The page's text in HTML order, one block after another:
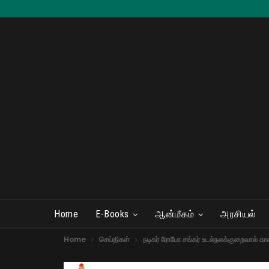
Home E-Books ஆன்மீகம் அரசியல்
Home செய்திகள் நடிகர் ரோபோ சங்கர் உடல்நலக்குறைவால்